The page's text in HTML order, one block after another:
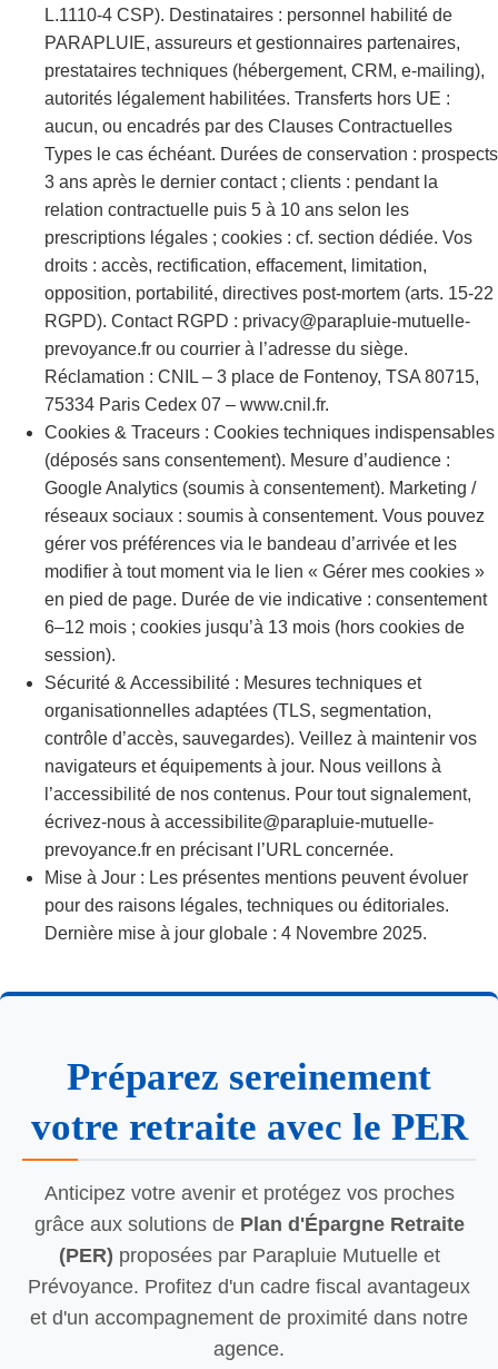
L.1110-4 CSP). Destinataires : personnel habilité de
PARAPLUIE, assureurs et gestionnaires partenaires,
prestataires techniques (hébergement, CRM, e-mailing),
autorités légalement habilitées. Transferts hors UE :
aucun, ou encadrés par des Clauses Contractuelles
Types le cas échéant. Durées de conservation : prospects
3 ans après le dernier contact ; clients : pendant la
relation contractuelle puis 5 à 10 ans selon les
prescriptions légales ; cookies : cf. section dédiée. Vos
droits : accès, rectification, effacement, limitation,
opposition, portabilité, directives post-mortem (arts. 15-22
RGPD). Contact RGPD : privacy@parapluie-mutuelle-
prevoyance.fr ou courrier à l’adresse du siège.
Réclamation : CNIL – 3 place de Fontenoy, TSA 80715,
75334 Paris Cedex 07 – www.cnil.fr.
Cookies & Traceurs : Cookies techniques indispensables
(déposés sans consentement). Mesure d’audience :
Google Analytics (soumis à consentement). Marketing /
réseaux sociaux : soumis à consentement. Vous pouvez
gérer vos préférences via le bandeau d’arrivée et les
modifier à tout moment via le lien « Gérer mes cookies »
en pied de page. Durée de vie indicative : consentement
6–12 mois ; cookies jusqu’à 13 mois (hors cookies de
session).
Sécurité & Accessibilité : Mesures techniques et
organisationnelles adaptées (TLS, segmentation,
contrôle d’accès, sauvegardes). Veillez à maintenir vos
navigateurs et équipements à jour. Nous veillons à
l’accessibilité de nos contenus. Pour tout signalement,
écrivez-nous à accessibilite@parapluie-mutuelle-
prevoyance.fr en précisant l’URL concernée.
Mise à Jour : Les présentes mentions peuvent évoluer
pour des raisons légales, techniques ou éditoriales.
Dernière mise à jour globale : 4 Novembre 2025.
Préparez sereinement
votre retraite avec le PER
Anticipez votre avenir et protégez vos proches
grâce aux solutions de Plan d'Épargne Retraite
(PER) proposées par Parapluie Mutuelle et
Prévoyance. Profitez d'un cadre fiscal avantageux
et d'un accompagnement de proximité dans notre
agence.